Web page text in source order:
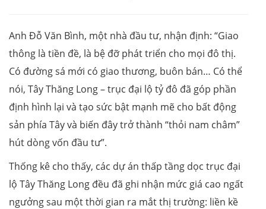
Anh Đỗ Văn Bình, một nhà đầu tư, nhận định: “Giao
thông là tiền đề, là bệ đỡ phát triển cho mọi đô thị.
Có đường sá mới có giao thương, buôn bán… Có thể
nói, Tây Thăng Long – trục đại lộ tỷ đô đã góp phần
định hình lại và tạo sức bật mạnh mẽ cho bất động
sản phía Tây và biến đây trở thành “thỏi nam châm”
hút dòng vốn đầu tư”.
Thống kê cho thấy, các dự án thấp tầng dọc trục đại
lộ Tây Thăng Long đều đã ghi nhận mức giá cao ngất
ngưởng sau một thời gian ra mắt thị trường: liền kề